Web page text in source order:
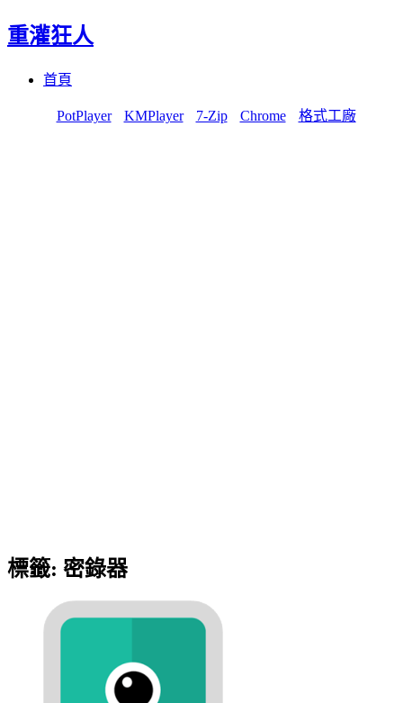
重灌狂人
首頁
PotPlayer KMPlayer 7-Zip Chrome 格式工廠
標籤: 密錄器